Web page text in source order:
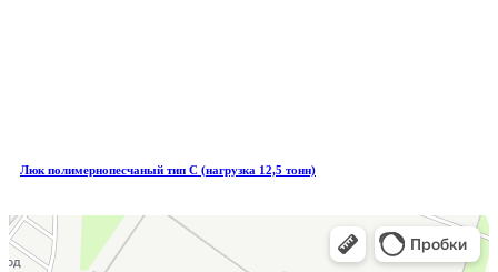
Люк полимернопесчаный тип С (нагрузка 12,5 тонн)